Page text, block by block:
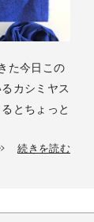
た今日この
カシミヤス
とちょっと
続きを読む